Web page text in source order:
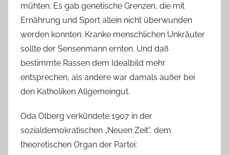
mühten. Es gab genetische Grenzen, die mit
Ernährung und Sport allein nicht überwunden
werden konnten. Kranke menschlichen Unkräuter
sollte der Sensenmann ernten. Und daß
bestimmte Rassen dem Idealbild mehr
entsprechen, als andere war damals außer bei
den Katholiken Allgemeingut.
Oda Olberg verkündete 1907 in der
sozialdemokratischen „Neuen Zeit“, dem
theoretischen Organ der Partei: